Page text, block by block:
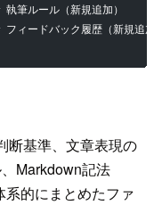
ルール（新規追加）
ードバック履歴（新規追
断基準、文章表現の
Markdown記法
系的にまとめたファ